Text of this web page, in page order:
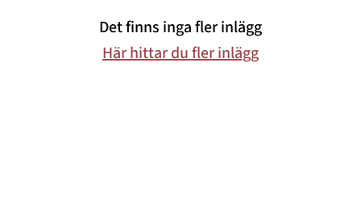
Det finns inga fler inlägg
Här hittar du fler inlägg